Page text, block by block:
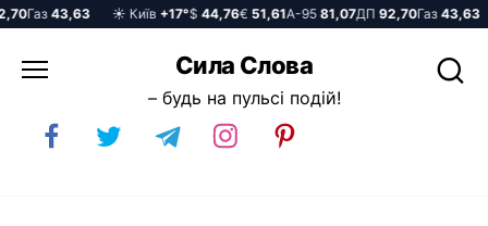
Газ43,63 ☀️ Київ+17°$44,76€51,61А-9581,07ДП92,70Газ43,63
до
Сила Слова
– будь на пульсі подій!